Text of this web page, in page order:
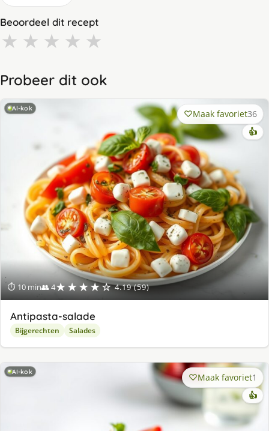
Beoordeel dit recept
★ ★ ★ ★ ★
Probeer dit ook
AI-kok
⏱ 10 min👥 4★★★★☆ 4.19 (59)
Maak favoriet36
👍
Antipasta-salade
Bijgerechten Salades
AI-kok Maak favoriet1
👍